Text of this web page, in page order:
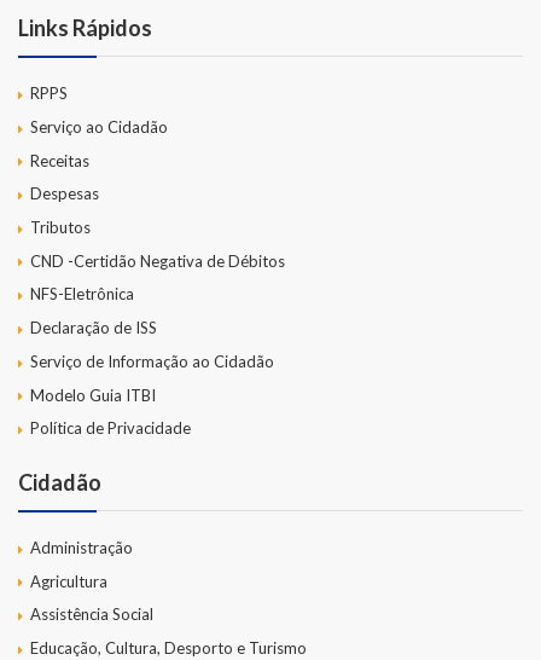
Links Rápidos
RPPS
Serviço ao Cidadão
Receitas
Despesas
Tributos
CND -Certidão Negativa de Débitos
NFS-Eletrônica
Declaração de ISS
Serviço de Informação ao Cidadão
Modelo Guia ITBI
Política de Privacidade
Cidadão
Administração
Agricultura
Assistência Social
Educação, Cultura, Desporto e Turismo